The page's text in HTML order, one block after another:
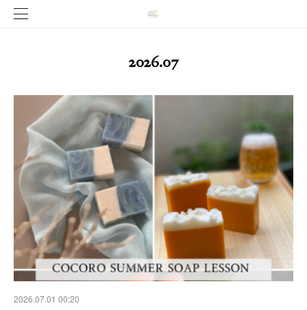
2026.07
2026.07.01 00:20